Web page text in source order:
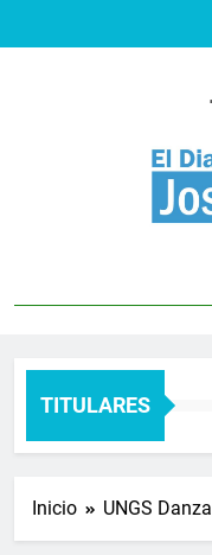
TITULARES
Inicio UNGS Danza